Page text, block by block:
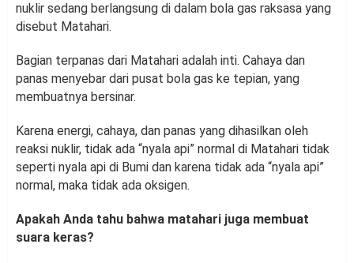
nuklir sedang berlangsung di dalam bola gas raksasa yang
disebut Matahari.
Bagian terpanas dari Matahari adalah inti. Cahaya dan
panas menyebar dari pusat bola gas ke tepian, yang
membuatnya bersinar.
Karena energi, cahaya, dan panas yang dihasilkan oleh
reaksi nuklir, tidak ada “nyala api” normal di Matahari tidak
seperti nyala api di Bumi dan karena tidak ada “nyala api”
normal, maka tidak ada oksigen.
Apakah Anda tahu bahwa matahari juga membuat
suara keras?